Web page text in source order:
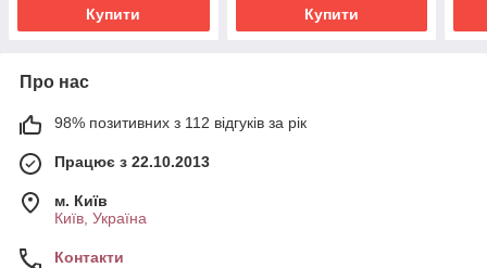
Купити Купити
Про нас
98% позитивних з 112 відгуків за рік
Працює з 22.10.2013
м. Київ
Київ, Україна
Контакти